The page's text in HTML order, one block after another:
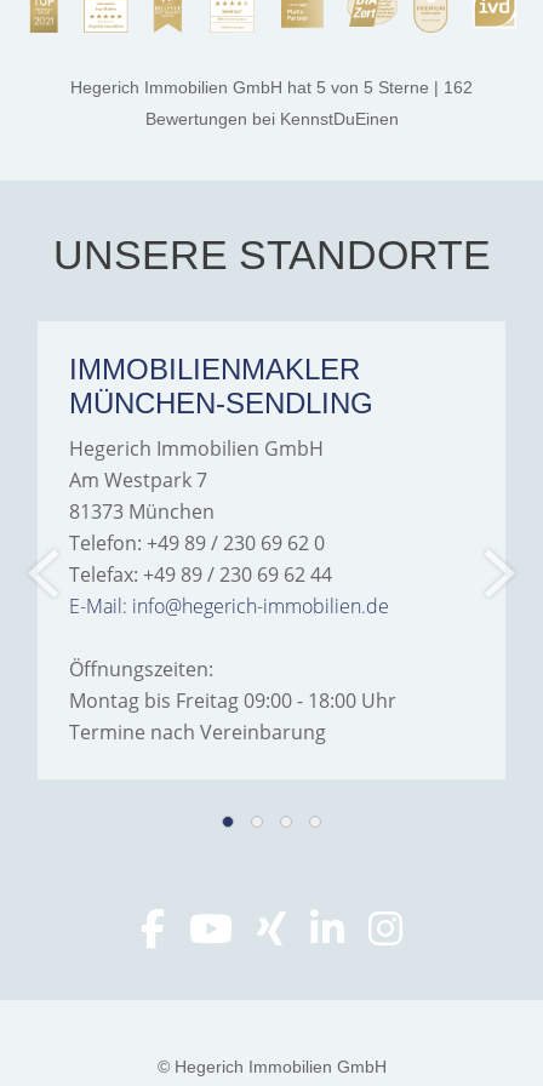
rest. They made the entire
process smooth,
thanks, and a huge part of
the credit goes to Amelie
Jamrowâ€”she was
exceptionally professional,
Hegerich Immobilien to
anyone looking for a home.
Hegerich Immobilien GmbH hat 5 von 5 Sterne | 162
Bewertungen bei KennstDuEinen
UNSERE STANDORTE
IMMOBILIENMAKLER
MÜNCHEN-SENDLING
Hegerich Immobilien GmbH
Am Westpark 7
81373 München
Telefon: +49 89 / 230 69 62 0
Telefax: +49 89 / 230 69 62 44
E-Mail: info@hegerich-immobilien.de
Öffnungszeiten:
Montag bis Freitag 09:00 - 18:00 Uhr
Termine nach Vereinbarung
© Hegerich Immobilien GmbH